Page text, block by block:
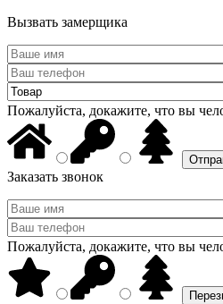
Вызвать замерщика
Пожалуйста, докажите, что вы
Заказать звонок
Пожалуйста, докажите, что вы